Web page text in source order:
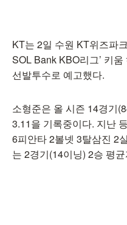
KT는 2일 수원 KT위즈파
SOL Bank KBO리그’ 키
선발투수로 예고했다.
소형준은 올 시즌 14경기
3.11을 기록중이다. 지난
6피안타 2볼넷 3탈삼진 2
는 2경기(14이닝) 2승 평